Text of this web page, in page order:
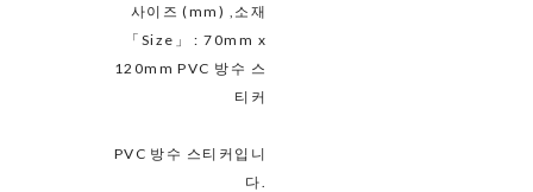
사이즈 (mm) ,소재
「Size」 : 70mm x
120mm PVC 방수 스
티커
PVC 방수 스티커입니
다.